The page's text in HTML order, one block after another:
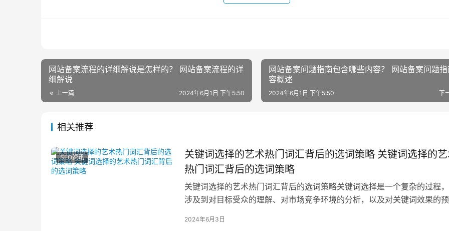
网站备案流程的详细解说是怎样的？ 网站备案流程的详
细解说
上一篇 2024年6月1日 下午5:50
网站备案问题指南包含哪些内容？ 网站备案问题指
容概述
下
2024年6月1日 下午5:50
相关推荐
SEO资讯
关键词选择的艺术热门词汇背后的选词策略 关键词选择的
热门词汇背后的选词策略
关键词选择的艺术热门词汇背后的选词策略关键词选择是一个复杂的过程
涉及到对目标受众的理解、对市场竞争环境的分析，以及对关键词效果的预
2024年6月3日